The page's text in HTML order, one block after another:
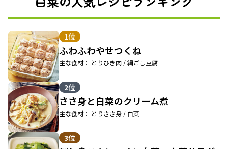
1位
ふわふわやせつくね
主な食材： とりひき肉 / 絹ごし豆腐
2位
ささ身と白菜のクリーム煮
主な食材： とりささ身 / 白菜
3位